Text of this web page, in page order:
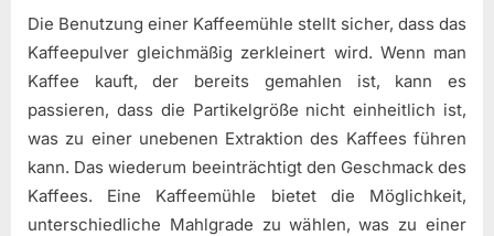
Die Benutzung einer Kaffeemühle stellt sicher, dass das
Kaffeepulver gleichmäßig zerkleinert wird. Wenn man
Kaffee kauft, der bereits gemahlen ist, kann es
passieren, dass die Partikelgröße nicht einheitlich ist,
was zu einer unebenen Extraktion des Kaffees führen
kann. Das wiederum beeinträchtigt den Geschmack des
Kaffees. Eine Kaffeemühle bietet die Möglichkeit,
unterschiedliche Mahlgrade zu wählen, was zu einer